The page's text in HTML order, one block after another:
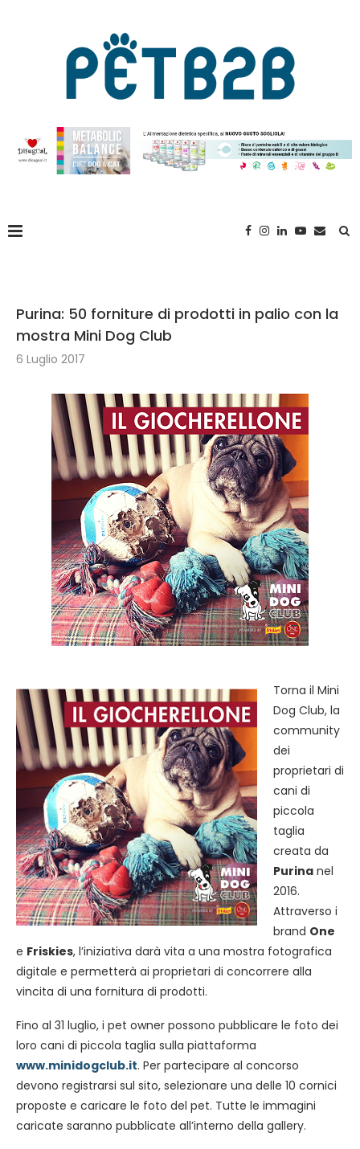
Purina: 50 forniture di prodotti in palio con la
mostra Mini Dog Club
6 Luglio 2017
Torna il Mini
Dog Club, la
community
dei
proprietari di
cani di
piccola
taglia
creata da
Purina nel
2016.
Attraverso i
brand One
e Friskies, l’iniziativa darà vita a una mostra fotografica
digitale e permetterà ai proprietari di concorrere alla
vincita di una fornitura di prodotti.
Fino al 31 luglio, i pet owner possono pubblicare le foto dei
loro cani di piccola taglia sulla piattaforma
www.minidogclub.it. Per partecipare al concorso
devono registrarsi sul sito, selezionare una delle 10 cornici
proposte e caricare le foto del pet. Tutte le immagini
caricate saranno pubblicate all’interno della gallery.